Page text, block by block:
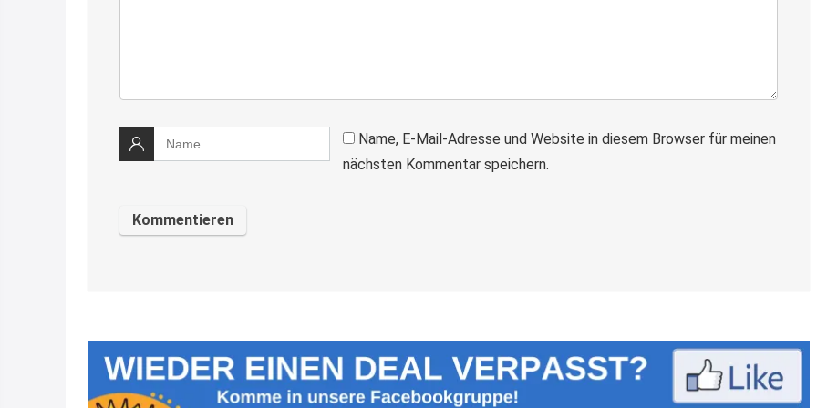
Name, E-Mail-Adresse und Website in diesem Browser für meinen
nächsten Kommentar speichern.